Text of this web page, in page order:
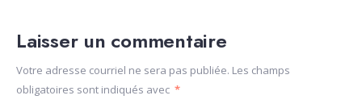
Laisser un commentaire
Votre adresse courriel ne sera pas publiée. Les champs
obligatoires sont indiqués avec *